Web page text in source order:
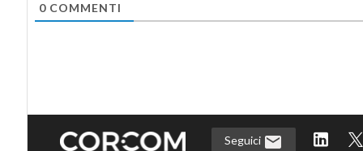
0COMMENTI
Seguici